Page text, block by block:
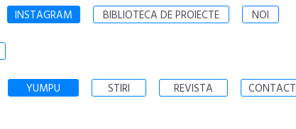
INSTAGRAM BIBLIOTECA DE PROIECTE NOI
YUMPU STIRI REVISTA CONTACT